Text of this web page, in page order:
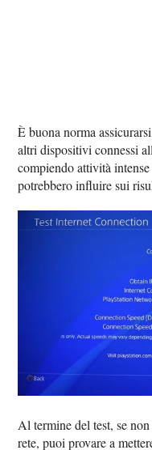
È buona norma
altri dispositivi connessi
compiendo attività
potrebbero influire sui
Al termine del test, se
rete, puoi provare a